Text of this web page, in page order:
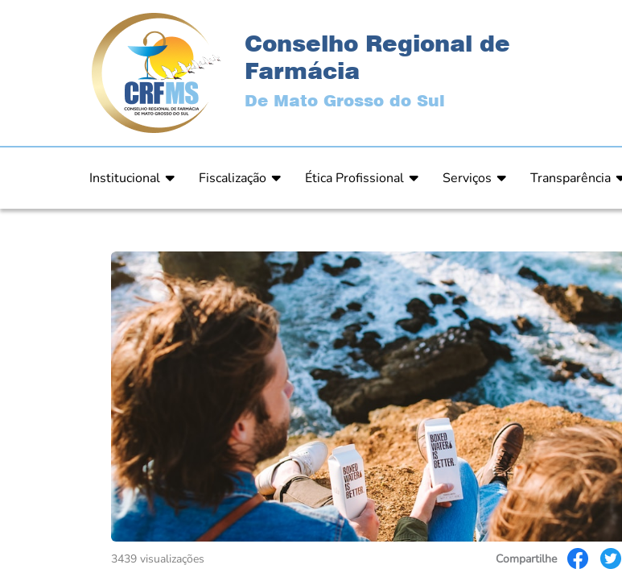
Conselho Regional de
Farmácia
De Mato Grosso do Sul
Institucional
Estrutura
Diretoria
Plenário
Ex Presidentes
Equipe
Fiscalização
Orientação
Processos Fiscais
Relatórios
Ética Profissional
Comunicado de Julgamento
Resultado de Julgamento / Acórdão
Relatório Comissão de Ética CRFMS
Serviços
Cartas de Serviços –
Prazos de Processos
Orientações Técnicas
Ouvidoria
Dúvidas Frequentes
Convenção Coletiva 2025/
Consulta de Farmacêuticos e
Transparência
Proteção de
3439 visualizações Compartilhe